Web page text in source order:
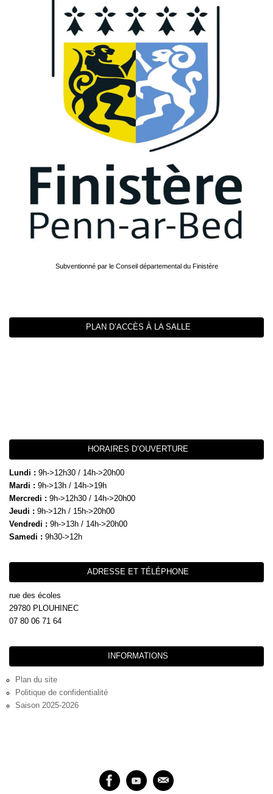
Subventionné par le Conseil départemental du Finistère
PLAN D’ACCÈS À LA SALLE
HORAIRES D’OUVERTURE
Lundi : 9h->12h30 / 14h->20h00
Mardi : 9h->13h / 14h->19h
Mercredi : 9h->12h30 / 14h->20h00
Jeudi : 9h->12h / 15h->20h00
Vendredi : 9h->13h / 14h->20h00
Samedi : 9h30->12h
ADRESSE ET TÉLÉPHONE
rue des écoles
29780 PLOUHINEC
07 80 06 71 64
INFORMATIONS
Plan du site
Politique de confidentialité
Saison 2025-2026